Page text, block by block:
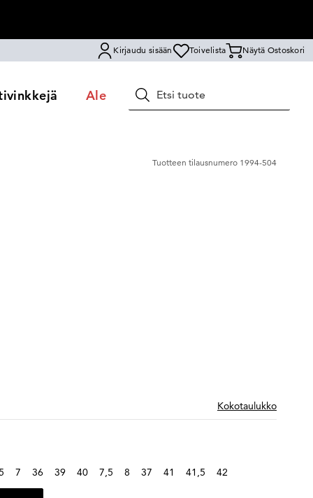
Kirjaudu sisään Toivelista Näytä Ostoskori
Ale Hae
Tuotteen tilausnumero 1994-504
Kokotaulukko
7 36 39 40 7,5 8 37 41 41,5 42